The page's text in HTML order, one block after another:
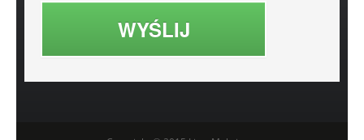
WYŚLIJ